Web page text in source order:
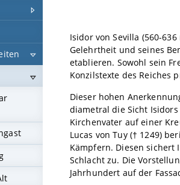
Isidor von Sevilla (560-
Gelehrtheit und seines
etablieren. Sowohl sein
Konzilstexte des Reiches
Dieser hohen
diametral die Sicht
Kirchenvater auf einer
Lucas von Tuy († 1249)
Kämpfern. Diesen sichert
Schlacht zu. Die
Jahrhundert auf der